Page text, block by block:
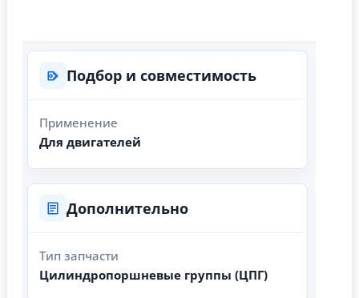
Подбор и совместимость
Применение
Для двигателей
Дополнительно
Тип запчасти
Цилиндропоршневые группы (ЦПГ)